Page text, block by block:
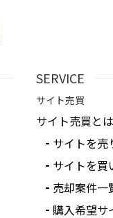
SERVICE
サイト売買
サイト売買と
サイトを売
サイトを買
売却案件一
購入希望サ